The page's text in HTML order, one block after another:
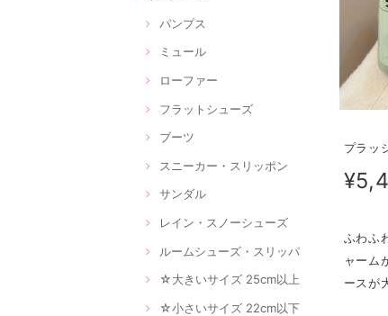
パンプス
ミュール
ローファー
フラットシューズ
ブーツ
スニーカー・スリッポン
サンダル
レイン・スノーシューズ
ルームシューズ・スリッパ
☆大きいサイズ 25cm以上
☆小さいサイズ 22cm以下
プラッ
ふわふ
ャーム
ースが